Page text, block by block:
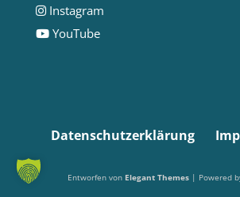
Instagram
YouTube
Datenschutzerklärung
Entworfen von Elegant Themes| Powered